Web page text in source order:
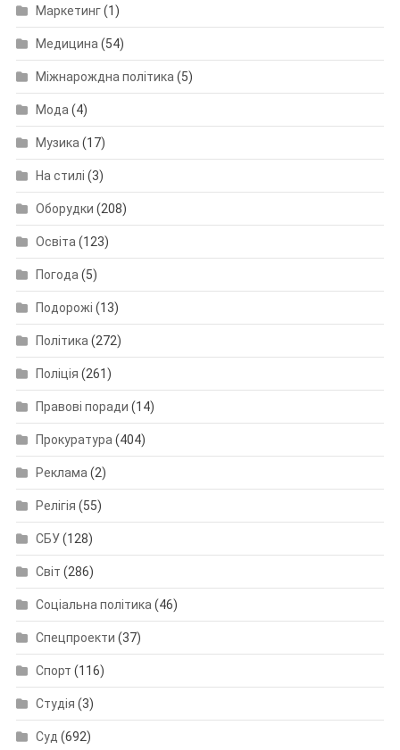
Маркетинг(1)
Медицина(54)
Міжнарождна політика(5)
Мода(4)
Музика(17)
На стилі (3)
Оборудки (208)
Освіта(123)
Погода(5)
Подорожі (13)
Політика(272)
Поліція (261)
Правові поради (14)
Прокуратура(404)
Реклама(2)
Релігія (55)
СБУ(128)
Світ (286)
Соціальна політика(46)
Спецпроекти (37)
Спорт (116)
Студія (3)
Суд (692)